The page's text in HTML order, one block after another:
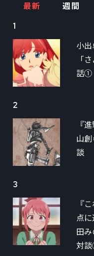
最新 週間
1
小
「
話①
2
『
山
談
3
『
点
田
対